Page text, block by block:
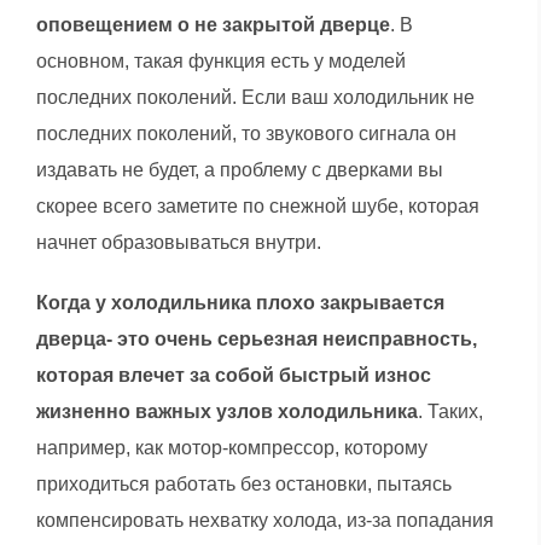
оповещением о не закрытой дверце. В
основном, такая функция есть у моделей
последних поколений. Если ваш холодильник не
последних поколений, то звукового сигнала он
издавать не будет, а проблему с дверками вы
скорее всего заметите по снежной шубе, которая
начнет образовываться внутри.
Когда у холодильника плохо закрывается
дверца- это очень серьезная неисправность,
которая влечет за собой быстрый износ
жизненно важных узлов холодильника. Таких,
например, как мотор-компрессор, которому
приходиться работать без остановки, пытаясь
компенсировать нехватку холода, из-за попадания